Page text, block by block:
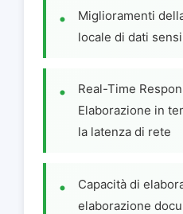
Miglioramenti
locale di dati
Real-Time
Elaborazione in
la latenza di rete
Capacità di
elaborazione